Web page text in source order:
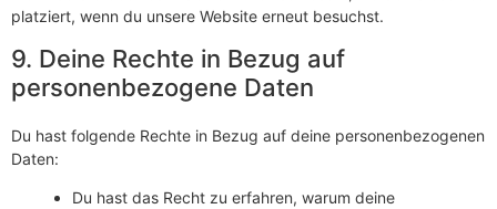
platziert, wenn du unsere Website erneut besuchst.
9. Deine Rechte in Bezug auf
personenbezogene Daten
Du hast folgende Rechte in Bezug auf deine personenbezogenen
Daten:
Du hast das Recht zu erfahren, warum deine